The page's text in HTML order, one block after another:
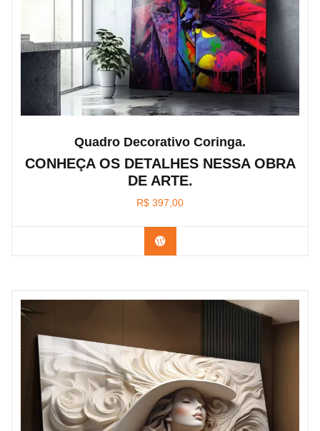
Quadro Decorativo Coringa.
CONHEÇA OS DETALHES NESSA OBRA
DE ARTE.
R$ 397,00
Confira os modelos